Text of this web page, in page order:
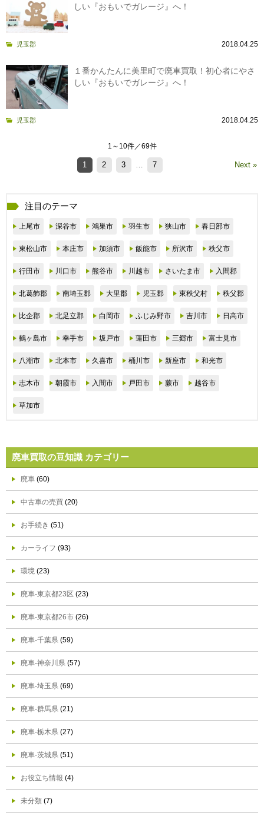
しい『おもいでガレージ』へ！
児玉郡 2018.04.25
１番かんたんに美里町で廃車買取！初心者にやさ
しい『おもいでガレージ』へ！
児玉郡 2018.04.25
1～10件／69件
1 2 3 … 7 Next »
注目のテーマ
上尾市 深谷市 鴻巣市 羽生市 狭山市 春日部市
東松山市 本庄市 加須市 飯能市 所沢市 秩父市
行田市 川口市 熊谷市 川越市 さいたま市 入間郡
北葛飾郡 南埼玉郡 大里郡 児玉郡 東秩父村 秩父郡
比企郡 北足立郡 白岡市 ふじみ野市 吉川市 日高市
鶴ヶ島市 幸手市 坂戸市 蓮田市 三郷市 富士見市
八潮市 北本市 久喜市 桶川市 新座市 和光市
志木市 朝霞市 入間市 戸田市 蕨市 越谷市
草加市
廃車買取の豆知識 カテゴリー
廃車 (60)
中古車の売買 (20)
お手続き (51)
カーライフ (93)
環境 (23)
廃車-東京都23区 (23)
廃車-東京都26市 (26)
廃車-千葉県 (59)
廃車-神奈川県 (57)
廃車-埼玉県 (69)
廃車-群馬県 (21)
廃車-栃木県 (27)
廃車-茨城県 (51)
お役立ち情報 (4)
未分類 (7)